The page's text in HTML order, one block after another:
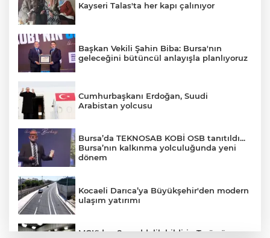
Kayseri Talas'ta her kapı çalınıyor
Başkan Vekili Şahin Biba: Bursa'nın
geleceğini bütüncül anlayışla planlıyoruz
Cumhurbaşkanı Erdoğan, Suudi
Arabistan yolcusu
Bursa’da TEKNOSAB KOBİ OSB tanıtıldı...
Bursa’nın kalkınma yolculuğunda yeni
dönem
Kocaeli Darıca’ya Büyükşehir'den modern
ulaşım yatırımı
MGK'dan 8 maddelik bildiri... Terörsüz